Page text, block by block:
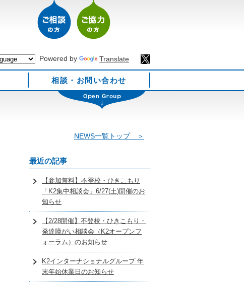
Powered by Translate
相談・お問い合わせ
NEWS一覧トップ ＞
最近の記事
【参加無料】不登校・ひきこもり
「K2集中相談会」6/27(土)開催のお
知らせ
【2/28開催】不登校・ひきこもり・
発達障がい相談会（K2オープンフ
ォーラム）のお知らせ
K2インターナショナルグループ 年
末年始休業日のお知らせ